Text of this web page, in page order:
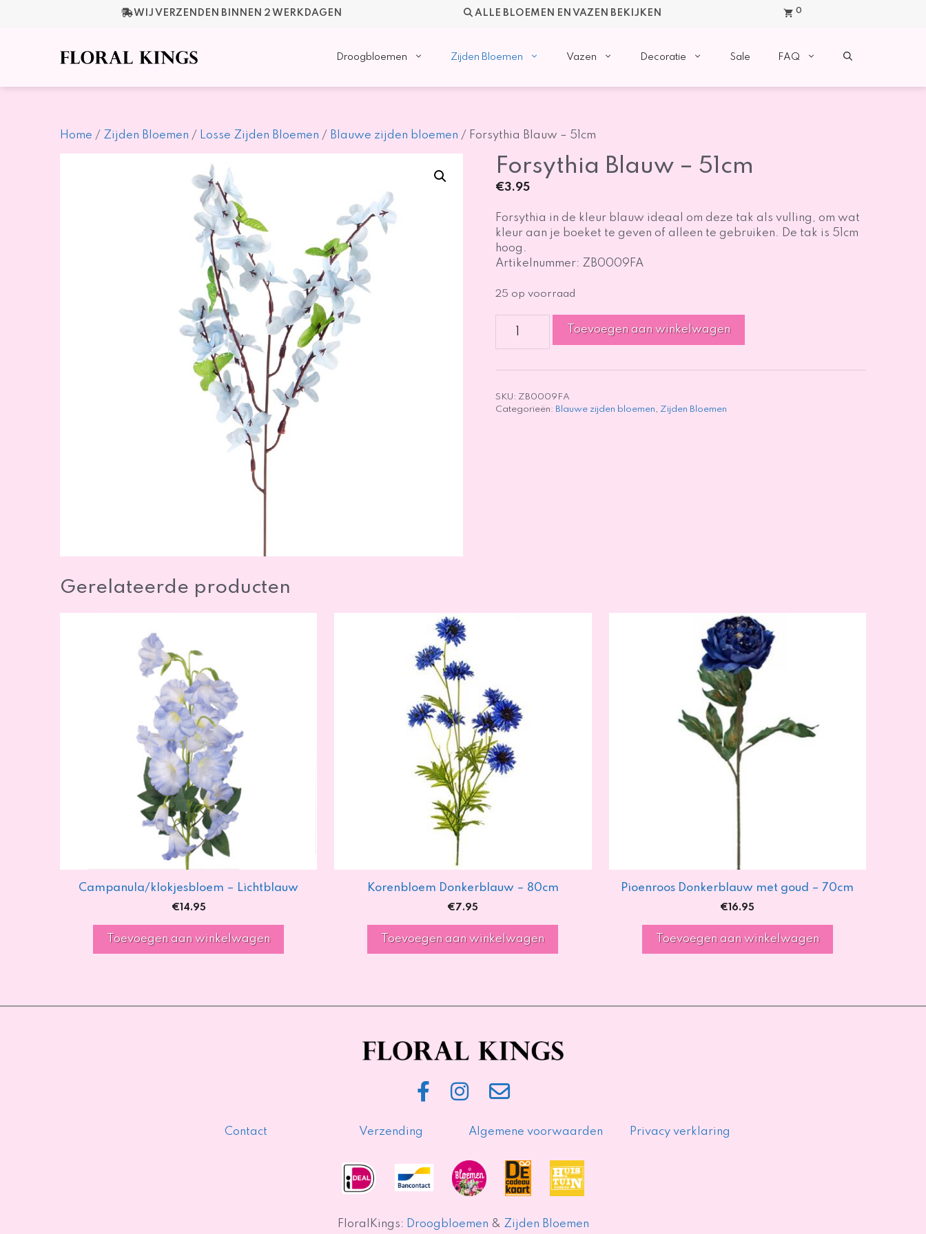
WIJ VERZENDEN BINNEN 2 WERKDAGEN ALLE BLOEMEN EN VAZEN BEKIJKEN 0
Droogbloemen Zijden Bloemen Vazen Decoratie Sale FAQ
Home / Zijden Bloemen / Losse Zijden Bloemen / Blauwe zijden bloemen / Forsythia Blauw – 51cm
Forsythia Blauw – 51cm
€3.95
Forsythia in de kleur blauw ideaal om deze tak als vulling, om wat
kleur aan je boeket te geven of alleen te gebruiken. De tak is 51cm
hoog.
Artikelnummer: ZB0009FA
25 op voorraad
Blauw
-
Toevoegen aan winkelwagen
SKU: ZB0009FA
Categorieën: Blauwe zijden bloemen, Zijden Bloemen
Gerelateerde producten
Campanula/klokjesbloem – Lichtblauw
€ 14.95
Toevoegen aan winkelwagen
Korenbloem Donkerblauw – 80cm
€7.95
Toevoegen aan winkelwagen
Pioenroos Donkerblauw met goud – 70cm
€ 16.95
Toevoegen aan winkelwagen
Contact Verzending Algemene voorwaarden Privacy verklaring
FloralKings: Droogbloemen & Zijden Bloemen